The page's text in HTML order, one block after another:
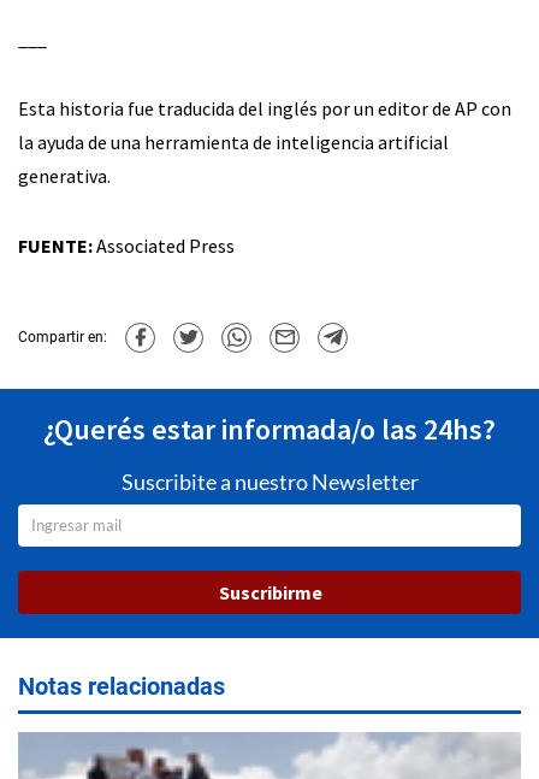
Esta historia fue traducida del inglés por un editor de AP con
la ayuda de una herramienta de inteligencia artificial
generativa.
FUENTE:Associated Press
Compartir en:
¿Querés estar informada/o las 24hs?
Suscribite a nuestro Newsletter
Suscribirme
Notas relacionadas